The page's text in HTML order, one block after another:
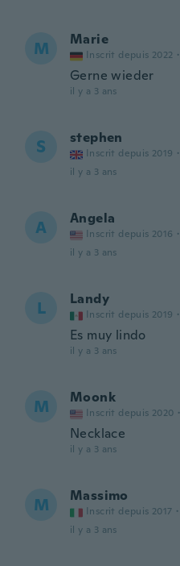
M Marie
Inscrit depuis 2022 ·
Gerne wieder
il y a 3 ans
S stephen
Inscrit depuis 2019 ·
il y a 3 ans
A Angela
Inscrit depuis 2016 ·
il y a 3 ans
L Landy
Inscrit depuis 2019 ·
Es muy lindo
il y a 3 ans
M Moonk
Inscrit depuis 2020 ·
Necklace
il y a 3 ans
M Massimo
Inscrit depuis 2017 ·
il y a 3 ans